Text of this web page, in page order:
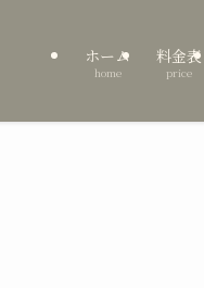
ホーム
home
料金表
price